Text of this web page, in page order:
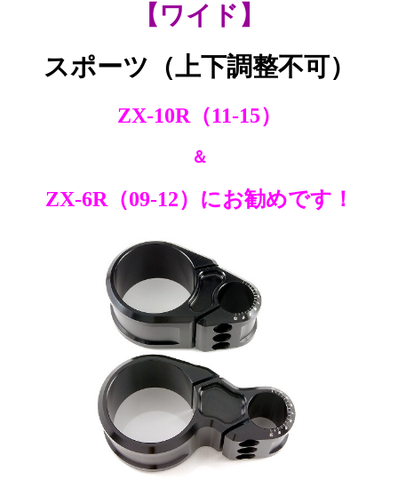
【ワイド】
スポーツ（上下調整不可）
ZX-10R（11-15）
＆
ZX-6R（09-12）にお勧めです！